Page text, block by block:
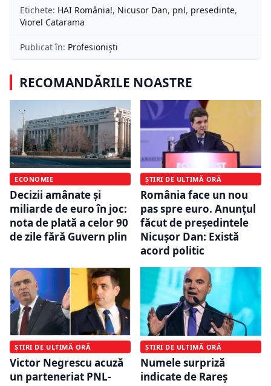
Etichete: HAI România!, Nicusor Dan, pnl, presedinte,
Viorel Catarama
Publicat în: Profesioniști
RECOMANDĂRILE NOASTRE
ECONOMIE
Decizii amânate și
miliarde de euro în joc:
nota de plată a celor 90
de zile fără Guvern plin
ȘTIRI DE ULTIMĂ ORĂ
România face un nou
pas spre euro. Anunțul
făcut de președintele
Nicușor Dan: Există
acord politic
ȘTIRI DE ULTIMĂ ORĂ
Victor Negrescu acuză
un parteneriat PNL-
ȘTIRI DE ULTIMĂ ORĂ
Numele surpriză
indicate de Rareș